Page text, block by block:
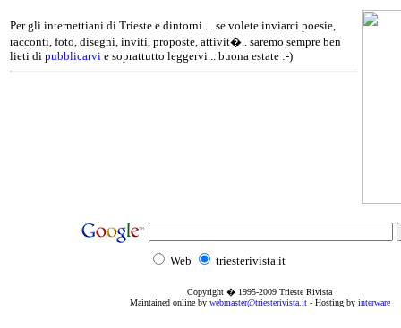
Per gli internettiani di Trieste e dintorni ... se volete inviarci poesie,
racconti, foto, disegni, inviti, proposte, attivit�.. saremo sempre ben
lieti di pubblicarvi e soprattutto leggervi... buona estate :-)
Web triesterivista.it
Copyright � 1995-2009 Trieste Rivista
Maintained online by webmaster@triesterivista.it- Hosting by interware